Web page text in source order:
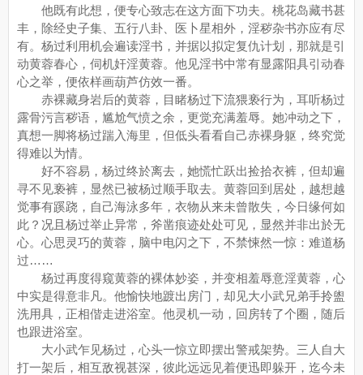
他既有此想，便专心致志在这方面下功夫。桃花岛藏书甚
丰，除经史子集、五行八卦、医卜星相外，淫秽杂书亦应有尽
有。杨过利用机会遍读淫书，并据以拟定复仇计划，那就是引
动黄蓉春心，伺机奸淫黄蓉。他见淫书中常有显露阳具引动春
心之举，便依样画葫芦仿效一番。
赤裸藏身岩后的黄蓉，目睹杨过下流猥亵行为，耳听杨过
露骨污言秽语，尴尬气愤之余，更觉充满羞辱。她冲动之下，
真想一脚将杨过踹入海里，但低头看看自己赤裸身躯，终究觉
得难以为情。
好不容易，杨过终於离去，她慌忙跃出捡拾衣裤，但却遍
寻不见亵裤，显然已被杨过顺手取去。黄蓉回到居处，越想越
觉事有蹊跷，自己海泳多年，衣物从来未曾散失，今日缘何如
此？况且杨过举止异常，斧凿痕迹处处可见，显然并非出於无
心。心思灵巧的黄蓉，脑中电闪之下，不禁悚然一惊：难道杨
过……
杨过再度得窥黄蓉的裸体妙姿，并变相羞辱意淫黄蓉，心
中实是得意非凡。他愉快地踱出房门，却见大小武兄弟手拎盥
洗用具，正相偕走进浴室。他灵机一动，回房转了个圈，随后
也跟进浴室。
大小武乍见杨过，心头一惊立即摆出警戒架势。三人自大
打一架后，相互敌视甚深，彼此远远见着便迅即躲开，迄今未